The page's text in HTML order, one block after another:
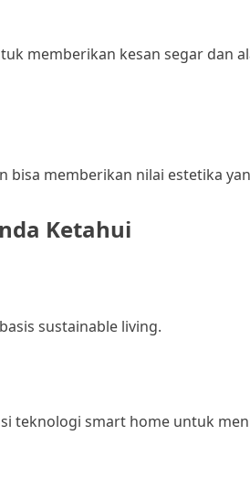
memberikan kesan segar dan
bisa memberikan nilai estetika
Ketahui
sustainable living.
teknologi smart home untuk